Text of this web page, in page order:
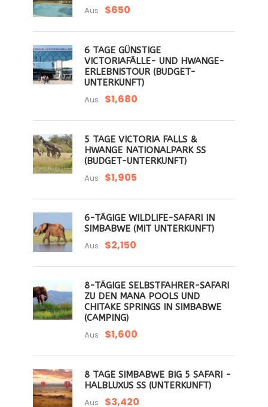
Aus $650
6 TAGE GÜNSTIGE
VICTORIAFÄLLE- UND HWANGE-
ERLEBNISTOUR (BUDGET-
UNTERKUNFT)
Aus $1,680
5 TAGE VICTORIA FALLS &
HWANGE NATIONALPARK SS
(BUDGET-UNTERKUNFT)
Aus $1,905
6-TÄGIGE WILDLIFE-SAFARI IN
SIMBABWE (MIT UNTERKUNFT)
Aus $2,150
8-TÄGIGE SELBSTFAHRER-SAFARI
ZU DEN MANA POOLS UND
CHITAKE SPRINGS IN SIMBABWE
(CAMPING)
Aus $1,600
8 TAGE SIMBABWE BIG 5 SAFARI -
HALBLUXUS SS (UNTERKUNFT)
Aus $3,420